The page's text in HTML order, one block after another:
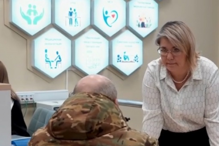
Перейти к основному содержанию